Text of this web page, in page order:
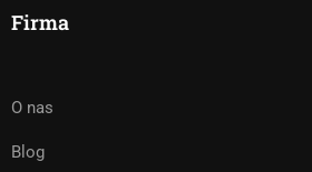
Firma
O nas
Blog